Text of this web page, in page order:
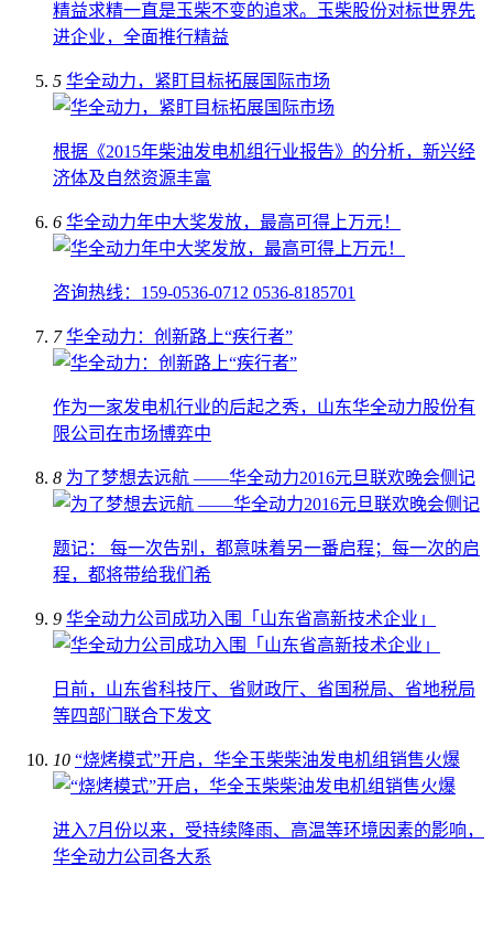
精益求精一直是玉柴不变的追求。玉柴股份对标世界先
进企业，全面推行精益
5 华全动力，紧盯目标拓展国际市场
根据《2015年柴油发电机组行业报告》的分析，新兴经
济体及自然资源丰富
6 华全动力年中大奖发放，最高可得上万元！
咨询热线：159-0536-0712 0536-8185701
7 华全动力：创新路上“疾行者”
作为一家发电机行业的后起之秀，山东华全动力股份有
限公司在市场博弈中
8 为了梦想去远航 ——华全动力2016元旦联欢晚会侧记
题记： 每一次告别，都意味着另一番启程；每一次的启
程，都将带给我们希
9 华全动力公司成功入围「山东省高新技术企业」
日前，山东省科技厅、省财政厅、省国税局、省地税局
等四部门联合下发文
10 “烧烤模式”开启，华全玉柴柴油发电机组销售火爆
进入7月份以来，受持续降雨、高温等环境因素的影响，
华全动力公司各大系